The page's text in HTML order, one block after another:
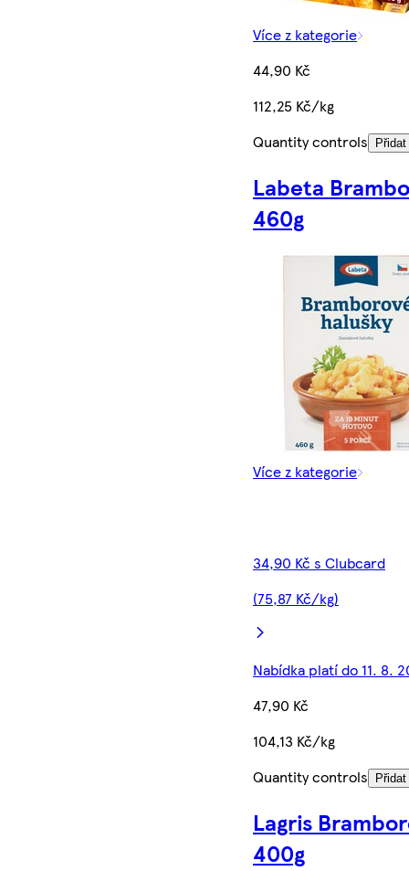
Více z kategorie
44,90 Kč
112,25 Kč/kg
Quantity controls
Přidat
Labeta
460g
Více z kategorie
34,90 Kč s Clubcard
(75,87 Kč/kg)
Nabídka platí do 11. 8.
47,90 Kč
104,13 Kč/kg
Quantity controls
Přidat
Lagris
400g